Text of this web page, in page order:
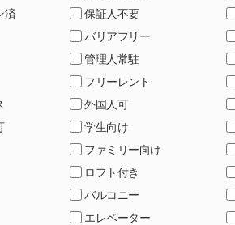
済
保証人不要
バリアフリー
管理人常駐
フリーレント
外国人可
学生向け
ファミリー向け
ロフト付き
バルコニー
エレベーター